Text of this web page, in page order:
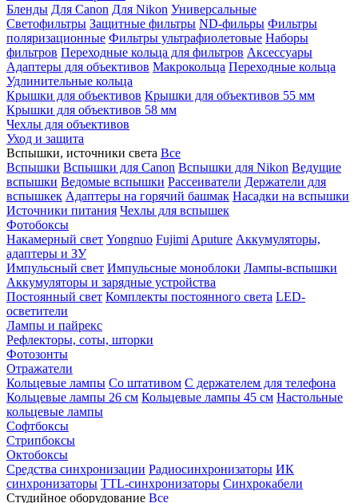
Бленды Для Canon Для Nikon Универсальные
Светофильтры Защитные фильтры ND-фильры Фильтры
поляризационные Фильтры ультрафиолетовые Наборы
фильтров Переходные кольца для фильтров Аксессуары
Адаптеры для объективов Макрокольца Переходные кольца
Удлинительные кольца
Крышки для объективов Крышки для объективов 55 мм
Крышки для объективов 58 мм
Чехлы для объективов
Уход и защита
Вспышки, источники света Все
Вспышки Вспышки для Canon Вспышки для Nikon Ведущие
вспышки Ведомые вспышки Рассеиватели Держатели для
вспышкек Адаптеры на горячий башмак Насадки на вспышки
Источники питания Чехлы для вспышек
Фотобоксы
Накамерный свет Yongnuo Fujimi Aputure Аккумуляторы,
адаптеры и ЗУ
Импульсный свет Импульсные моноблоки Лампы-вспышки
Аккумуляторы и зарядные устройства
Постоянный свет Комплекты постоянного света LED-
осветители
Лампы и пайрекс
Рефлекторы, соты, шторки
Фотозонты
Отражатели
Кольцевые лампы Со штативом С держателем для телефона
Кольцевые лампы 26 см Кольцевые лампы 45 см Настольные
кольцевые лампы
Софтбоксы
Стрипбоксы
Октобоксы
Средства синхронизации Радиосинхронизаторы ИК
синхронизаторы TTL-синхронизаторы Синхрокабели
Студийное оборудование Все